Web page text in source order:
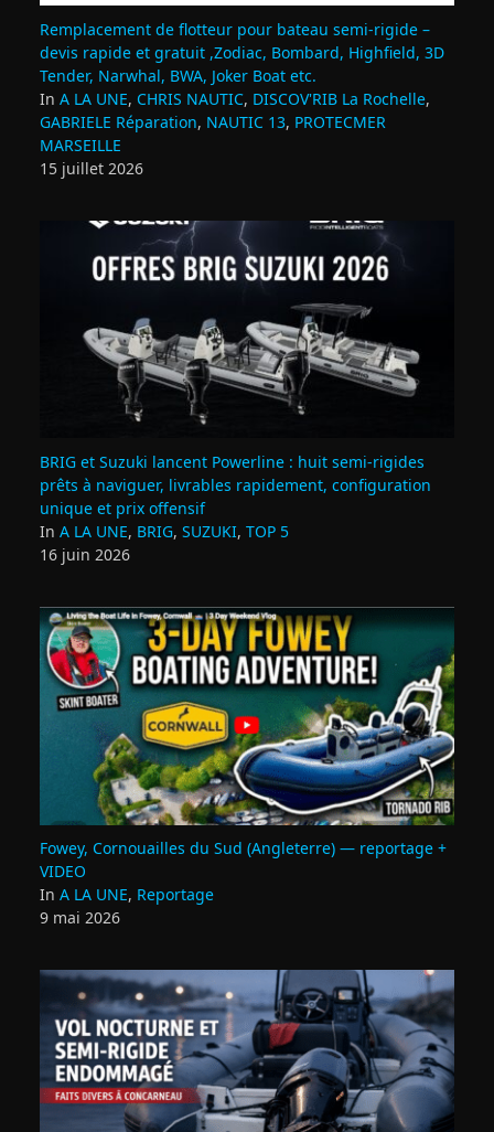
Remplacement de flotteur pour bateau semi‑rigide –
devis rapide et gratuit ,Zodiac, Bombard, Highfield, 3D
Tender, Narwhal, BWA, Joker Boat etc.
In A LA UNE, CHRIS NAUTIC, DISCOV'RIB La Rochelle,
GABRIELE Réparation, NAUTIC 13, PROTECMER
MARSEILLE
15 juillet 2026
BRIG et Suzuki lancent Powerline : huit semi‑rigides
prêts à naviguer, livrables rapidement, configuration
unique et prix offensif
In A LA UNE, BRIG, SUZUKI, TOP 5
16 juin 2026
Fowey, Cornouailles du Sud (Angleterre) — reportage +
VIDEO
In A LA UNE, Reportage
9 mai 2026